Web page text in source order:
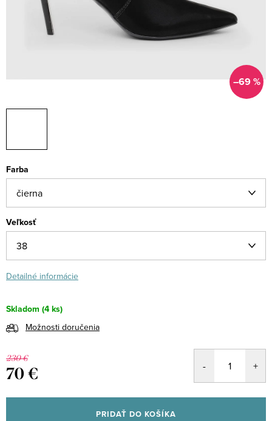
–69 %
Farba
Veľkosť
Detailné informácie
Skladom (4 ks)
Možnosti doručenia
230 €
70 €
cena:
PRIDAŤ DO KOŠÍKA